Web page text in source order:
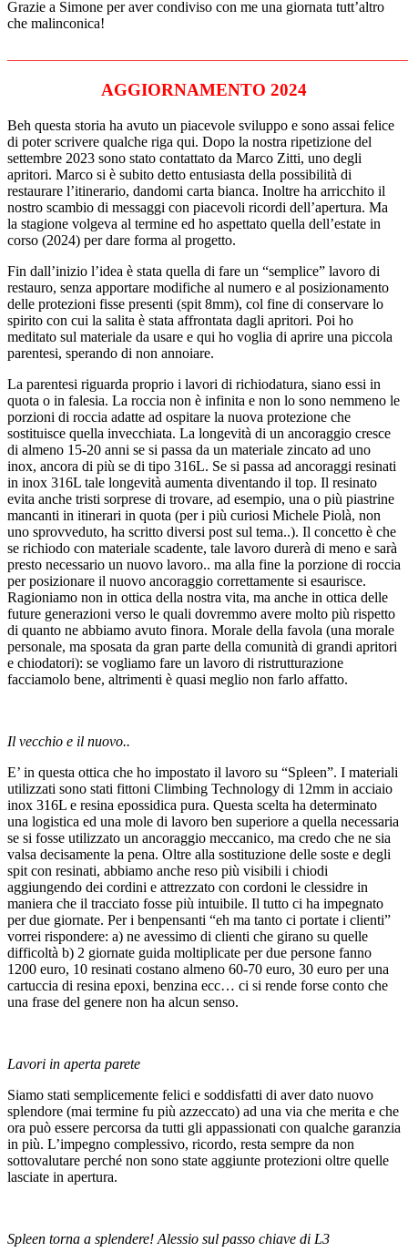
Grazie a Simone per aver condiviso con me una giornata tutt’altro
che malinconica!
AGGIORNAMENTO 2024
Beh questa storia ha avuto un piacevole sviluppo e sono assai felice
di poter scrivere qualche riga qui. Dopo la nostra ripetizione del
settembre 2023 sono stato contattato da Marco Zitti, uno degli
apritori. Marco si è subito detto entusiasta della possibilità di
restaurare l’itinerario, dandomi carta bianca. Inoltre ha arricchito il
nostro scambio di messaggi con piacevoli ricordi dell’apertura. Ma
la stagione volgeva al termine ed ho aspettato quella dell’estate in
corso (2024) per dare forma al progetto.
Fin dall’inizio l’idea è stata quella di fare un “semplice” lavoro di
restauro, senza apportare modifiche al numero e al posizionamento
delle protezioni fisse presenti (spit 8mm), col fine di conservare lo
spirito con cui la salita è stata affrontata dagli apritori. Poi ho
meditato sul materiale da usare e qui ho voglia di aprire una piccola
parentesi, sperando di non annoiare.
La parentesi riguarda proprio i lavori di richiodatura, siano essi in
quota o in falesia. La roccia non è infinita e non lo sono nemmeno le
porzioni di roccia adatte ad ospitare la nuova protezione che
sostituisce quella invecchiata. La longevità di un ancoraggio cresce
di almeno 15-20 anni se si passa da un materiale zincato ad uno
inox, ancora di più se di tipo 316L. Se si passa ad ancoraggi resinati
in inox 316L tale longevità aumenta diventando il top. Il resinato
evita anche tristi sorprese di trovare, ad esempio, una o più piastrine
mancanti in itinerari in quota (per i più curiosi Michele Piolà, non
uno sprovveduto, ha scritto diversi post sul tema..). Il concetto è che
se richiodo con materiale scadente, tale lavoro durerà di meno e sarà
presto necessario un nuovo lavoro.. ma alla fine la porzione di roccia
per posizionare il nuovo ancoraggio correttamente si esaurisce.
Ragioniamo non in ottica della nostra vita, ma anche in ottica delle
future generazioni verso le quali dovremmo avere molto più rispetto
di quanto ne abbiamo avuto finora. Morale della favola (una morale
personale, ma sposata da gran parte della comunità di grandi apritori
e chiodatori): se vogliamo fare un lavoro di ristrutturazione
facciamolo bene, altrimenti è quasi meglio non farlo affatto.
Il vecchio e il nuovo..
E’ in questa ottica che ho impostato il lavoro su “Spleen”. I materiali
utilizzati sono stati fittoni Climbing Technology di 12mm in acciaio
inox 316L e resina epossidica pura. Questa scelta ha determinato
una logistica ed una mole di lavoro ben superiore a quella necessaria
se si fosse utilizzato un ancoraggio meccanico, ma credo che ne sia
valsa decisamente la pena. Oltre alla sostituzione delle soste e degli
spit con resinati, abbiamo anche reso più visibili i chiodi
aggiungendo dei cordini e attrezzato con cordoni le clessidre in
maniera che il tracciato fosse più intuibile. Il tutto ci ha impegnato
per due giornate. Per i benpensanti “eh ma tanto ci portate i clienti”
vorrei rispondere: a) ne avessimo di clienti che girano su quelle
difficoltà b) 2 giornate guida moltiplicate per due persone fanno
1200 euro, 10 resinati costano almeno 60-70 euro, 30 euro per una
cartuccia di resina epoxi, benzina ecc… ci si rende forse conto che
una frase del genere non ha alcun senso.
Lavori in aperta parete
Siamo stati semplicemente felici e soddisfatti di aver dato nuovo
splendore (mai termine fu più azzeccato) ad una via che merita e che
ora può essere percorsa da tutti gli appassionati con qualche garanzia
in più. L’impegno complessivo, ricordo, resta sempre da non
sottovalutare perché non sono state aggiunte protezioni oltre quelle
lasciate in apertura.
Spleen torna a splendere! Alessio sul passo chiave di L3